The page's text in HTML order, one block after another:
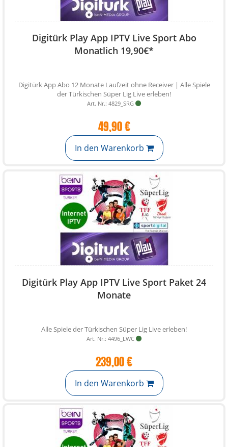
Digitürk Play App IPTV Live Sport Abo
Monatlich 19,90€*
Digitürk App Abo 12 Monate Laufzeit ohne Receiver | Alle Spiele
der Türkischen Süper Lig Live erleben!
Art. Nr.: 4829_SRG
49,90 €
In den Warenkorb
Digitürk Play App IPTV Live Sport Paket 24
Monate
Alle Spiele der Türkischen Süper Lig Live erleben!
Art. Nr.: 4496_LWC
239,00 €
In den Warenkorb